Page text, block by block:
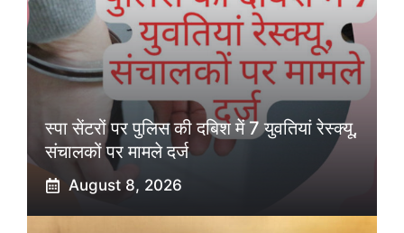
स्पा सेंटरों पर पुलिस की दबिश में 7 युवतियां रेस्क्यू,
संचालकों पर मामले दर्ज
August 8, 2026